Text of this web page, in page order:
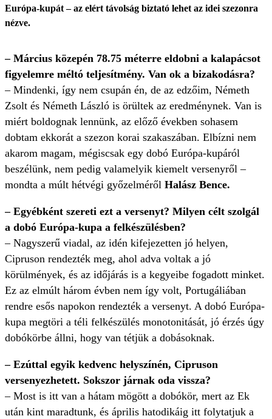
Európa-kupát – az elért távolság biztató lehet az idei szezonra
nézve.
– Március közepén 78.75 méterre eldobni a kalapácsot
figyelemre méltó teljesítmény. Van ok a bizakodásra?
– Mindenki, így nem csupán én, de az edzőim, Németh
Zsolt és Németh László is örültek az eredménynek. Van is
miért boldognak lennünk, az előző években sohasem
dobtam ekkorát a szezon korai szakaszában. Elbízni nem
akarom magam, mégiscsak egy dobó Európa-kupáról
beszélünk, nem pedig valamelyik kiemelt versenyről –
mondta a múlt hétvégi győzelméről Halász Bence.
– Egyébként szereti ezt a versenyt? Milyen célt szolgál
a dobó Európa-kupa a felkészülésben?
– Nagyszerű viadal, az idén kifejezetten jó helyen,
Cipruson rendezték meg, ahol adva voltak a jó
körülmények, és az időjárás is a kegyeibe fogadott minket.
Ez az elmúlt három évben nem így volt, Portugáliában
rendre esős napokon rendezték a versenyt. A dobó Európa-
kupa megtöri a téli felkészülés monotonitását, jó érzés úgy
dobókörbe állni, hogy van tétjük a dobásoknak.
– Ezúttal egyik kedvenc helyszínén, Cipruson
versenyezhetett. Sokszor járnak oda vissza?
– Most is itt van a hátam mögött a dobókör, mert az Ek
után kint maradtunk, és április hatodikáig itt folytatjuk a